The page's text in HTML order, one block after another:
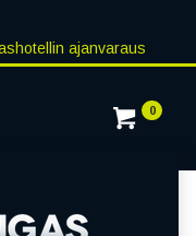
ajanvaraus
0